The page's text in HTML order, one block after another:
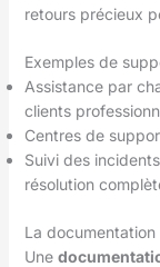
retours précieux
Exemples de
Assistance par
clients
Centres de
Suivi des
résolution
La
Une